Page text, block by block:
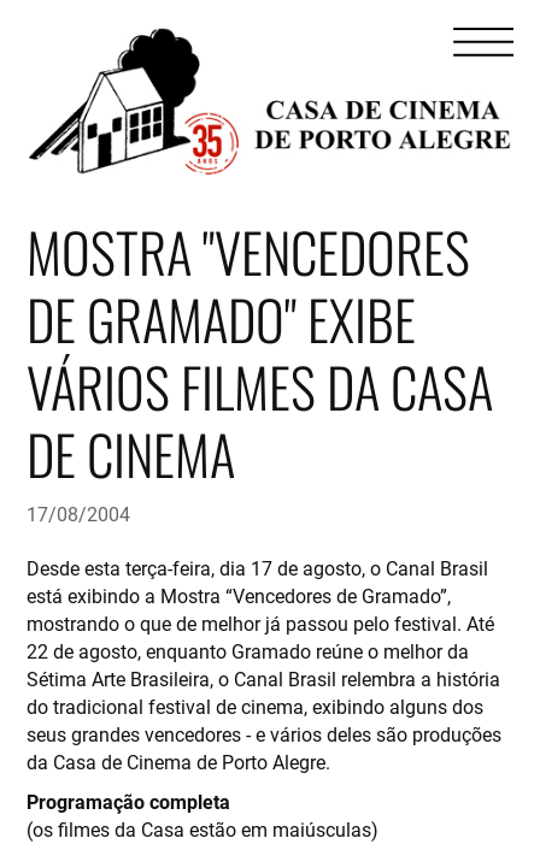
MOSTRA "VENCEDORES
DE GRAMADO" EXIBE
VÁRIOS FILMES DA CASA
DE CINEMA
17/08/2004
Desde esta terça-feira, dia 17 de agosto, o Canal Brasil
está exibindo a Mostra “Vencedores de Gramado”,
mostrando o que de melhor já passou pelo festival. Até
22 de agosto, enquanto Gramado reúne o melhor da
Sétima Arte Brasileira, o Canal Brasil relembra a história
do tradicional festival de cinema, exibindo alguns dos
seus grandes vencedores - e vários deles são produções
da Casa de Cinema de Porto Alegre.
Programação completa
(os filmes da Casa estão em maiúsculas)